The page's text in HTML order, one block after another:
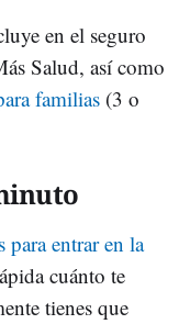
en el seguro
Salud, así como
familias (3 o
para entrar en la
cuánto te
tienes que